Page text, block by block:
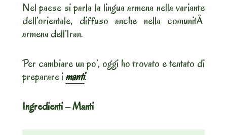
Nel paese si parla la lingua armena nella variante
dell’orientale, diffuso anche nella comunitÃ
armena dell’Iran.
Per cambiare un po’, oggi ho trovato e tentato di
preparare imanti.
Ingredienti – Manti